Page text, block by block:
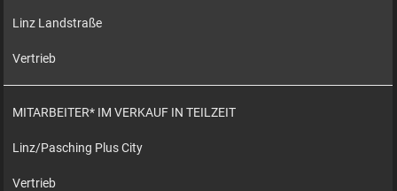
Linz Landstraße
Vertrieb
MITARBEITER* IM VERKAUF IN TEILZEIT
Linz/Pasching Plus City
Vertrieb